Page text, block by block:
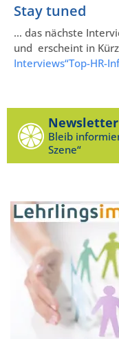
Stay tuned
… das nächste
und erscheint in
Interviews“Top-HR-
Newsletter
Bleib
Szene“